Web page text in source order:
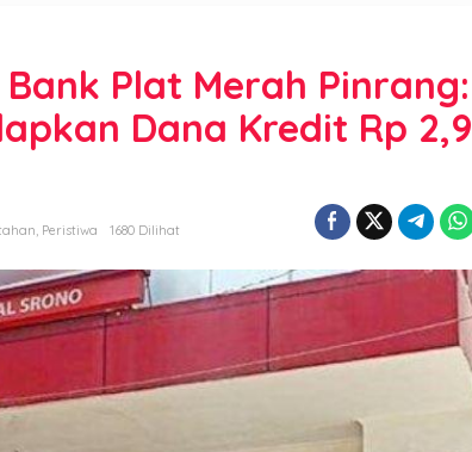
Plat Merah Pinrang:
Dana Kredit Rp 2,9
, Peristiwa 1680 Dilihat